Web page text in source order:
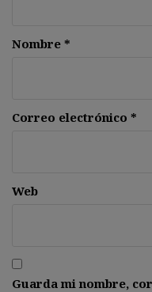
Nombre *
Correo electrónico *
Web
Guarda mi nombre,